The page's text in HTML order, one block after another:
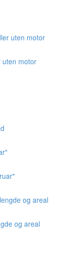
uten motor
uten motor
og areal
og areal